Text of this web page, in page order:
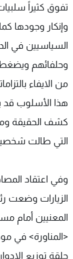
تفوق كثيراً
وإنكار وجودها
السياسيين في
وحلفائهم
من الايفاء
هذا الأسلوب
كشف الحقيقة
التي طالت
وفي اعتقاد
الزيارات وضعت
المعنيين أمام
<المناورة> في
حلقة توزيع